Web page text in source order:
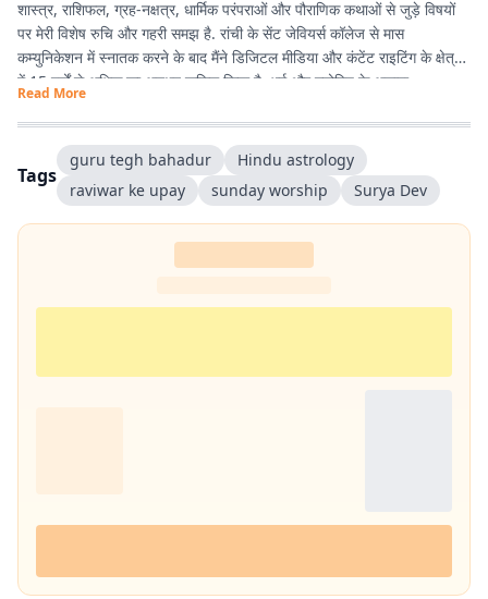
शास्त्र, राशिफल, ग्रह-नक्षत्र, धार्मिक परंपराओं और पौराणिक कथाओं से जुड़े विषयों
पर मेरी विशेष रुचि और गहरी समझ है. रांची के सेंट जेवियर्स कॉलेज से मास
कम्युनिकेशन में स्नातक करने के बाद मैंने डिजिटल मीडिया और कंटेंट राइटिंग के क्षेत्र
में 15 वर्षों से अधिक का अनुभव हासिल किया है. धर्म और ज्योतिष के अलावा
एंटरटेनमेंट, लाइफस्टाइल और शिक्षा जैसे विषयों पर भी लगातार लेखन करता रहा हूं.
मेरी कोशिश रहती है कि जटिल विषयों को आसान, रोचक और भरोसेमंद तरीके से पाठकों
तक पहुंचाया जाए.
Read More
Tags
guru tegh bahadur
Hindu astrology
raviwar ke upay
sunday worship Surya Dev